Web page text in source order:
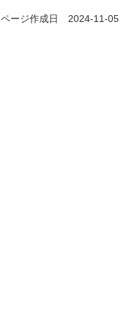
ページ作成日 2024-11-05